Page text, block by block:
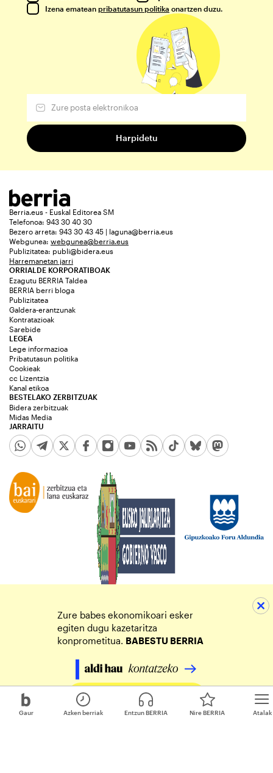
Gaur Atalak
Azken berriak Entzun BERRIA Nire BERRIA
Izena ematean pribatutasun politika onartzen duzu.
Berria.eus - Euskal Editorea SM
Telefonoa: 943 30 40 30
Bezero arreta: 943 30 43 45 | laguna@berria.eus
Webgunea: webgunea@berria.eus
Publizitatea: publi@bidera.eus
Harremanetan jarri
ORRIALDE KORPORATIBOAK
Ezagutu BERRIA Taldea
BERRIA berri bloga
Publizitatea
Galdera-erantzunak
Kontratazioak
Sarebide
JARRAITU
LEGEA
Lege informazioa
Pribatutasun politika
Cookieak
cc Lizentzia
Kanal etikoa
BESTELAKO ZERBITZUAK
Bidera zerbitzuak
Midas Media
Zure babes ekonomikoari esker
egiten dugu kazetaritza
konprometitua. BABESTU BERRIA
Egin zure ekarpena